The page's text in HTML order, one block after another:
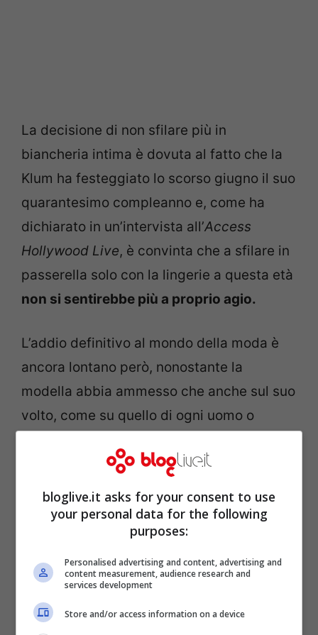
La decisione di non sfilare più in
biancheria intima è dovuta al fatto che la
Klum ha festeggiato lo scorso giugno il suo
quarantesimo compleanno e, come ha
dichiarato in un’intervista all’Access
Hollywood Live, è convinta che a sfilare in
passerella solo con la lingerie a questa età
non si sentirebbe più a proprio agio.
L’addio definitivo al mondo della moda è
ancora lontano però, nonostante la
modella abbia ammesso che anche sul suo
volto, come su quello di ogni uomo o
cominciando a comparire le prime rughe.
Ciò non le desta alcuna preoccupazione e
la soluzione che tante celebrità dello star-
system adottano, quella cioè di ricorrere
alla chirurgia plastica, alla Klum non passa
neanche per l’anticamera del cervello,
tanto che fra botox e frangetta la sua
bloglive.it asks for your consent to use
your personal data for the following
purposes:
Personalised advertising and content, advertising and
content measurement, audience research and
services development
Store and/or access information on a device